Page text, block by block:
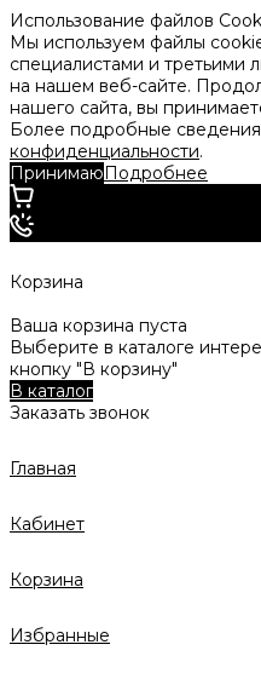
Использование файлов
Мы используем файлы
специалистами и третьими
на нашем веб-сайте.
нашего сайта, вы
Более подробные
конфиденциальности.
ПринимаюПодробнее
Корзина
Ваша корзина пуста
Выберите в каталоге
кнопку "В корзину"
В каталог
Заказать звонок
Главная
Кабинет
Корзина
Избранные